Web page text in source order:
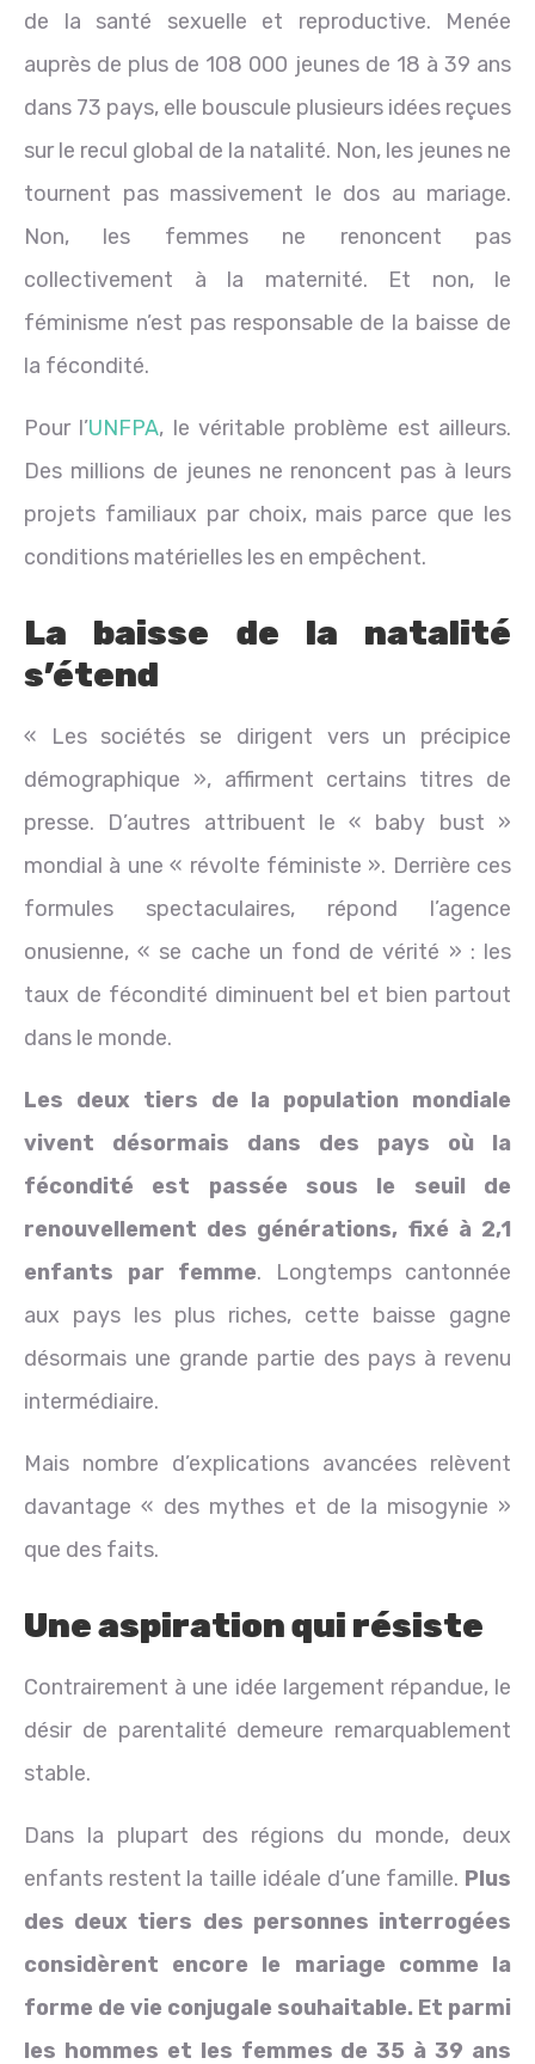
de la santé sexuelle et reproductive. Menée
auprès de plus de 108 000 jeunes de 18 à 39 ans
dans 73 pays, elle bouscule plusieurs idées reçues
sur le recul global de la natalité. Non, les jeunes ne
tournent pas massivement le dos au mariage.
Non, les femmes ne renoncent pas
collectivement à la maternité. Et non, le
féminisme n’est pas responsable de la baisse de
la fécondité.
Pour l’UNFPA, le véritable problème est ailleurs.
Des millions de jeunes ne renoncent pas à leurs
projets familiaux par choix, mais parce que les
conditions matérielles les en empêchent.
La baisse de la natalité
s’étend
« Les sociétés se dirigent vers un précipice
démographique », affirment certains titres de
presse. D’autres attribuent le « baby bust »
mondial à une « révolte féministe ». Derrière ces
formules spectaculaires, répond l’agence
onusienne, « se cache un fond de vérité » : les
taux de fécondité diminuent bel et bien partout
dans le monde.
Les deux tiers de la population mondiale
vivent désormais dans des pays où la
fécondité est passée sous le seuil de
renouvellement des générations, fixé à 2,1
enfants par femme. Longtemps cantonnée
aux pays les plus riches, cette baisse gagne
désormais une grande partie des pays à revenu
intermédiaire.
Mais nombre d’explications avancées relèvent
davantage « des mythes et de la misogynie »
que des faits.
Une aspiration qui résiste
Contrairement à une idée largement répandue, le
désir de parentalité demeure remarquablement
stable.
Dans la plupart des régions du monde, deux
enfants restent la taille idéale d’une famille. Plus
des deux tiers des personnes interrogées
considèrent encore le mariage comme la
forme de vie conjugale souhaitable. Et parmi
les hommes et les femmes de 35 à 39 ans